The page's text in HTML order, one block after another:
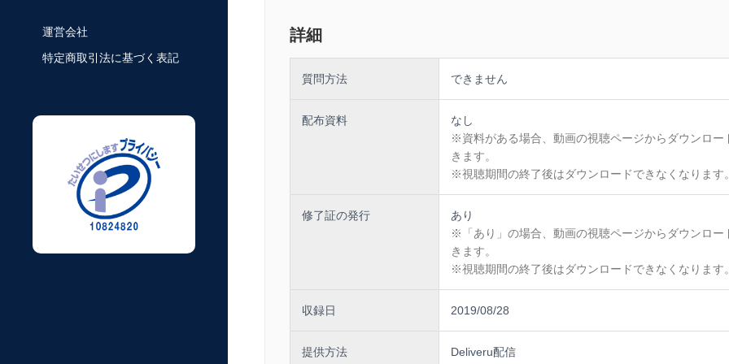
運営会社
特定商取引法に基づく表記
講師：株式会社矢野経済研究所 客員研究員 小森 庸市氏
（花王にてマーケッターとして約33年間活躍。店頭マーケティングやフィールドマー
グ等のしくみづくりを行ってきた。その他、A-one、ワールドロジ、RSS、ユースキ
クタープログラム等で企画部長やブランディング部長を歴任。消費財商品マーケット
して活躍。）
詳細
質問方法 できません
配布資料
なし
※資料がある場合、動画の視聴ページからダウンロー
きます。
※視聴期間の終了後はダウンロードできなくなります。
修了証の発行
あり
※「あり」の場合、動画の視聴ページからダウンロー
きます。
※視聴期間の終了後はダウンロードできなくなります。
収録日 2019/08/28
提供方法 Deliveru配信